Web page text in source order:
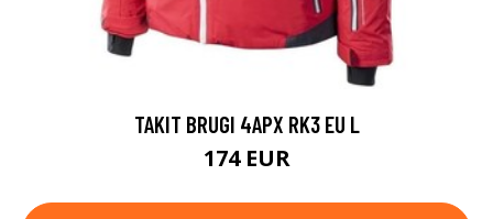
TAKIT BRUGI 4APX RK3 EU L
174 EUR